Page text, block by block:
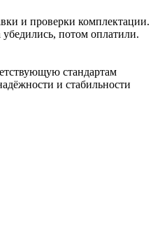
и проверки комплектации.
потом оплатили.
стандартам
и стабильности